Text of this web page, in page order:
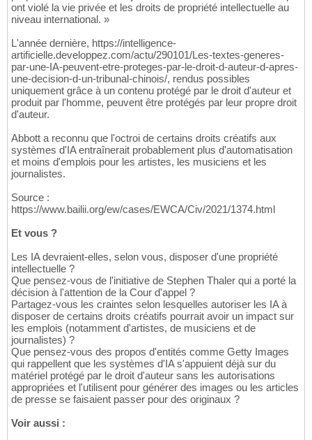
ont violé la vie privée et les droits de propriété intellectuelle au
niveau international. »
L'année dernière, https://intelligence-
artificielle.developpez.com/actu/290101/Les-textes-generes-
par-une-IA-peuvent-etre-proteges-par-le-droit-d-auteur-d-apres-
une-decision-d-un-tribunal-chinois/, rendus possibles
uniquement grâce à un contenu protégé par le droit d'auteur et
produit par l'homme, peuvent être protégés par leur propre droit
d'auteur.
Abbott a reconnu que l'octroi de certains droits créatifs aux
systèmes d'IA entraînerait probablement plus d'automatisation
et moins d'emplois pour les artistes, les musiciens et les
journalistes.
Source :
https://www.bailii.org/ew/cases/EWCA/Civ/2021/1374.html
Et vous ?
Les IA devraient-elles, selon vous, disposer d'une propriété
intellectuelle ?
Que pensez-vous de l'initiative de Stephen Thaler qui a porté la
décision à l'attention de la Cour d'appel ?
Partagez-vous les craintes selon lesquelles autoriser les IA à
disposer de certains droits créatifs pourrait avoir un impact sur
les emplois (notamment d'artistes, de musiciens et de
journalistes) ?
Que pensez-vous des propos d'entités comme Getty Images
qui rappellent que les systèmes d'IA s'appuient déjà sur du
matériel protégé par le droit d'auteur sans les autorisations
appropriées et l'utilisent pour générer des images ou les articles
de presse se faisaient passer pour des originaux ?
Voir aussi :